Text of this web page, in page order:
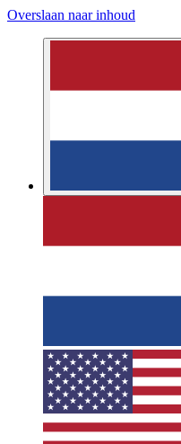
Overslaan naar inhoud